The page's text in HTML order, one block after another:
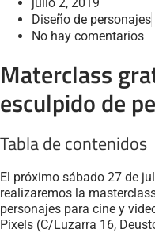
Diseño de personajes
No hay comentarios
Materclass
esculpido de
Tabla de contenidos
El próximo sábado 27 de
realizaremos la
personajes para cine y
Pixels (C/Luzarra 16,